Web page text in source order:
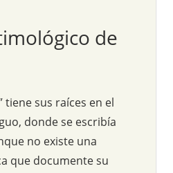
de
tiene sus raíces en el
donde se escribía
no existe una
que documente su